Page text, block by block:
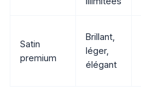
Satin
premium
Brillant,
léger,
élégant